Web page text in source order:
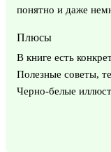
понятно и даже
Плюсы
В книге есть
Полезные советы,
Черно-белые